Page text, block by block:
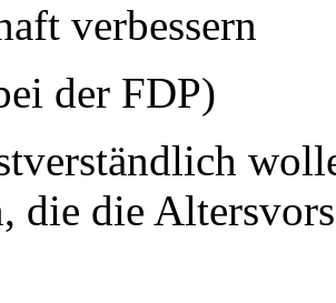
verbessern
der FDP)
die die